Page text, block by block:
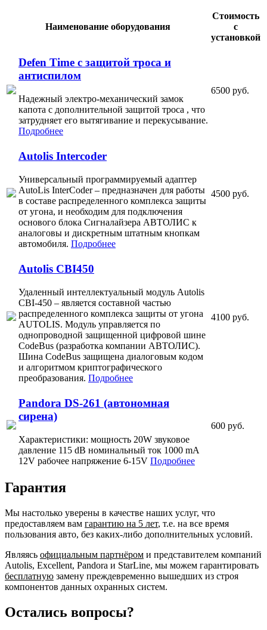
Наименование оборудования
Стоимость
с
установкой
Defen Time с защитой троса и
антиспилом
Надежный электро-механический замок
капота с дополнительной защитой троса , что
затрудняет его вытягивание и перекусывание.
Подробнее
6500 руб.
Autolis Intercoder
Универсальный программируемый адаптер
AutoLis InterCoder – предназначен для работы
в составе распределенного комплекса защиты
от угона, и необходим для подключения
основого блока Сигналайзера АВТОЛИС к
аналоговы и дискретным штатным кнопкам
автомобиля. Подробнее
4500 руб.
Autolis CBI450
Удаленный интеллектуальный модуль Autolis
CBI-450 – является составной частью
распределенного комплекса защиты от угона
AUTOLIS. Модуль управляется по
однопроводной защищенной цифровой шине
CodeBus (разработка компании АВТОЛИС).
Шина CodeBus защищена диалоговым кодом
и алгоритмом криптографического
преобразования. Подробнее
4100 руб.
Pandora DS-261 (автономная
сирена)
Характеристики: мощность 20W звуковое
давление 115 dB номинальный ток 1000 mA
12V рабочее напряжение 6-15V Подробнее
600 руб.
Гарантия
Мы настолько уверены в качестве наших услуг, что
предоставляем вам гарантию на 5 лет, т.е. на все время
пользования авто, без каких-либо дополнительных условий.
Являясь официальным партнёром и представителем компаний
Autolis, Excellent, Pandora и StarLine, мы можем гарантировать
бесплатную замену преждевременно вышедших из строя
компонентов данных охранных систем.
Остались вопросы?